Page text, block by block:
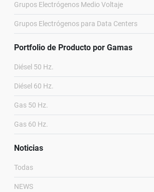
Grupos Electrógenos Medio Voltaje
Grupos Electrógenos para Data Centers
Portfolio de Producto por Gamas
Diésel 50 Hz.
Diésel 60 Hz.
Gas 50 Hz.
Gas 60 Hz.
Noticias
Todas
NEWS